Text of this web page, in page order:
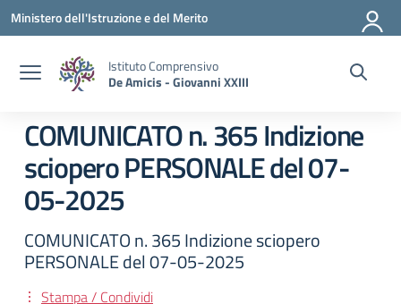
Vai ai contenuti
Vai al menu di navigazione
Vai al footer
Ministero dell'Istruzione e del Merito
Istituto Comprensivo
De Amicis - Giovanni XXIII
COMUNICATO n. 365 Indizione
sciopero PERSONALE del 07-
05-2025
COMUNICATO n. 365 Indizione sciopero
PERSONALE del 07-05-2025
Stampa / Condividi